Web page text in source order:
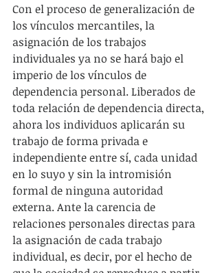
Con el proceso de generalización de
los vínculos mercantiles, la
asignación de los trabajos
individuales ya no se hará bajo el
imperio de los vínculos de
dependencia personal. Liberados de
toda relación de dependencia directa,
ahora los individuos aplicarán su
trabajo de forma privada e
independiente entre sí, cada unidad
en lo suyo y sin la intromisión
formal de ninguna autoridad
externa. Ante la carencia de
relaciones personales directas para
la asignación de cada trabajo
individual, es decir, por el hecho de